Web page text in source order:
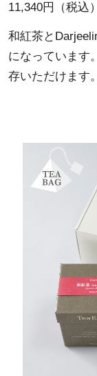
11,340円（税込）
和紅茶と
になっています
存いただけます。